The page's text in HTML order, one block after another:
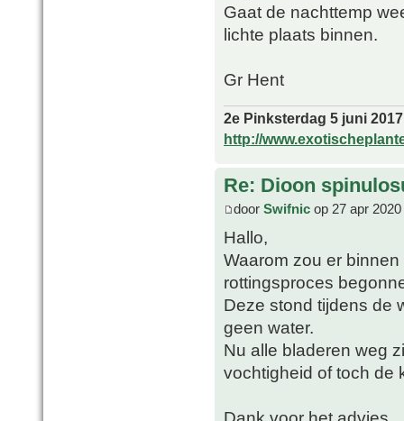
Gaat de nachttemp
lichte plaats binnen.
Gr Hent
2e Pinksterdag 5 juni
http://
Re: Dioon
door Swifnic op 27 apr
Hallo,
Waarom zou er
rottingsproces
Deze stond tijdens de
geen water.
Nu alle bladeren weg
vochtigheid of toch de